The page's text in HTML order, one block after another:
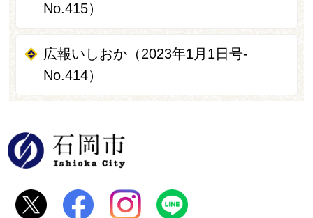
No.415）
広報いしおか（2023年1月1日号-
No.414）